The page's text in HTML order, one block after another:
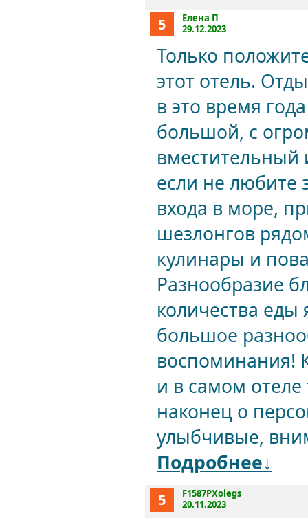
5
Елена П
29.12.2023
Только
этот отель.
в это время
большой, с
вместительный
если не любите
входа в море,
шезлонгов
кулинары и
Разнообразие
количества
большое
воспоминания!
и в самом
наконец о
улыбчивые,
Подробнее↓
5
F1587PXolegs
20.11.2023